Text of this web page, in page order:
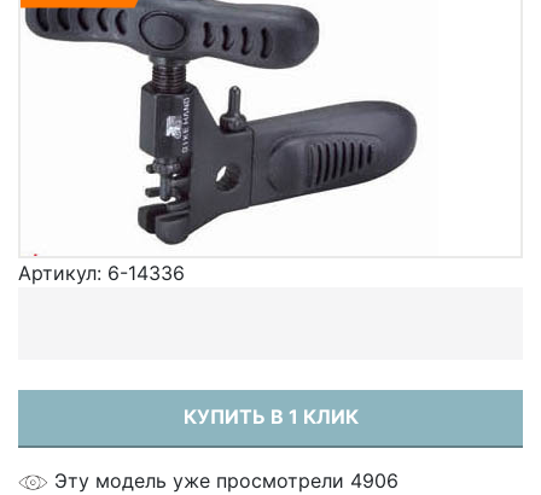
Артикул: 6-14336
КУПИТЬ В 1 КЛИК
Эту модель уже просмотрели 4906